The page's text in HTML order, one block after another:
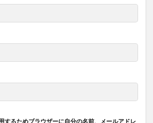
するためブラウザーに自分の名前、メールアドレ